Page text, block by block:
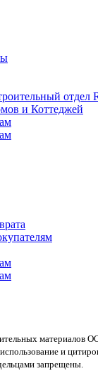
и Коттеджей
материалов
и
запрещены.